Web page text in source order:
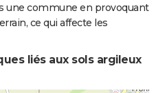
une commune en provoquant
ce qui affecte les
liés aux sols argileux